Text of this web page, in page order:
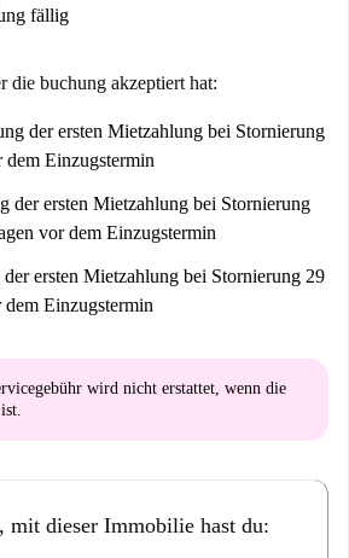
fällig
die buchung akzeptiert hat:
der ersten Mietzahlung bei Stornierung
dem Einzugstermin
der ersten Mietzahlung bei Stornierung
vor dem Einzugstermin
ersten Mietzahlung bei Stornierung 29
Einzugstermin
wird nicht erstattet, wenn die
mit dieser Immobilie hast du: